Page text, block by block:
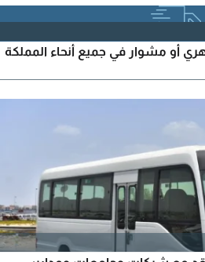
أو مشوار في جميع أنحاء المملكة